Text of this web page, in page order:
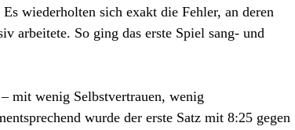
wiederholten sich exakt die Fehler, an deren
arbeitete. So ging das erste Spiel sang- und
mit wenig Selbstvertrauen, wenig
wurde der erste Satz mit 8:25 gegen